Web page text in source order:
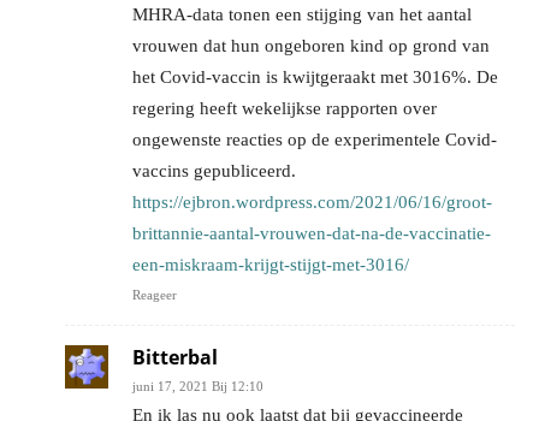
MHRA-data tonen een stijging van het aantal
vrouwen dat hun ongeboren kind op grond van
het Covid-vaccin is kwijtgeraakt met 3016%. De
regering heeft wekelijkse rapporten over
ongewenste reacties op de experimentele Covid-
vaccins gepubliceerd.
https://ejbron.wordpress.com/2021/06/16/groot-
brittannie-aantal-vrouwen-dat-na-de-vaccinatie-
een-miskraam-krijgt-stijgt-met-3016/
Reageer
Bitterbal
juni 17, 2021 Bij 12:10
En ik las nu ook laatst dat bij gevaccineerde